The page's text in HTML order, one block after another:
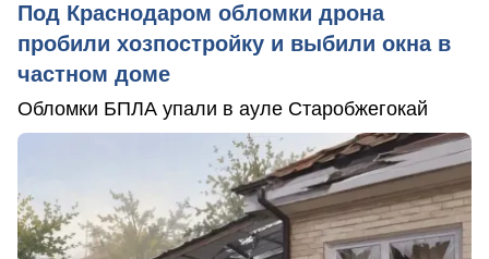
Под Краснодаром обломки дрона
пробили хозпостройку и выбили окна в
частном доме
Обломки БПЛА упали в ауле Старобжегокай